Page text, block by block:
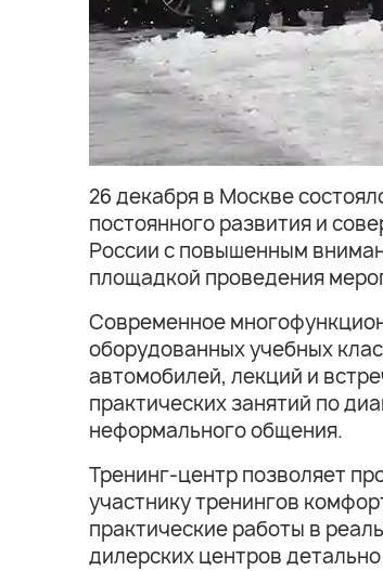
26 декабря в Москве
постоянного развития и
России с повышенным
площадкой проведения
Современное
оборудованных учебных
автомобилей, лекций и
практических занятий по
неформального общения.
Тренинг-центр позволяет
участнику тренингов
практические работы в
дилерских центров детально